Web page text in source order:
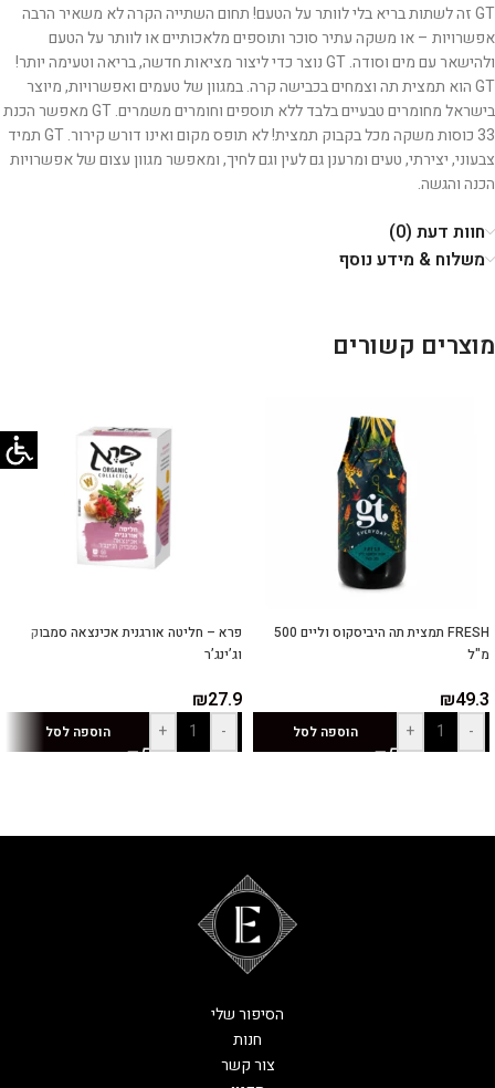
GT זה לשתות בריא בלי לוותר על הטעם! תחום השתייה הקרה לא משאיר הרבה
אפשרויות – או משקה עתיר סוכר ותוספים מלאכותיים או לוותר על הטעם
ולהישאר עם מים וסודה. GT נוצר כדי ליצור מציאות חדשה, בריאה וטעימה יותר!
GT הוא תמצית תה וצמחים בכבישה קרה. במגוון של טעמים ואפשרויות, מיוצר
בישראל מחומרים טבעיים בלבד ללא תוספים וחומרים משמרים.GTמאפשר הכנת
33 כוסות משקה מכל בקבוק תמצית! לא תופס מקום ואינו דורש קירור.
GT תמיד
צבעוני, יצירתי, טעים ומרענן גם לעין וגם לחיך, ומאפשר מגוון עצום של אפשרויות
הכנה והגשה.
חוות דעת (0)
משלוח & מידע נוסף
מוצרים קשורים
FRESH תמצית תה היביסקוס וליים 500
מ"ל
₪49.3
-
+ הוספה לסל
פרא – חליטה אורגנית אכינצאה סמבוק
וג’ינג’ר
₪27.9
-
+ הוספה לסל
הסיפור שלי
חנות
צור קשר